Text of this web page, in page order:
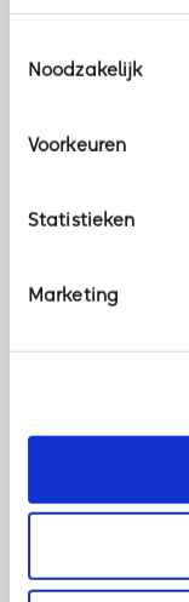
Noodzakelijk
Voorkeuren
Statistieken
Marketing
Nieuws